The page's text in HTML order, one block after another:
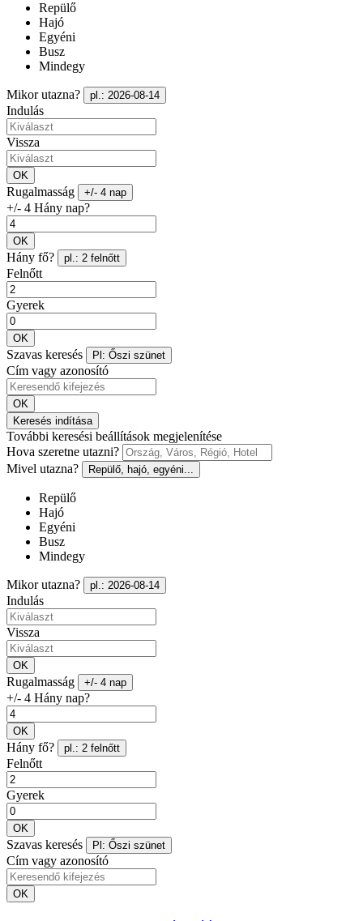
Repülő
Hajó
Egyéni
Busz
Mindegy
Mikor utazna? pl.: 2026-08-14
Indulás
Vissza
OK
Rugalmasság +/- 4 nap
+/- 4 Hány nap?
OK
Hány fő? pl.: 2 felnőtt
Felnőtt
Gyerek
OK
Szavas keresés Pl: Őszi szünet
Cím vagy azonosító
OK
Keresés indítása
További keresési beállítások megjelenítése
Hova szeretne utazni?
Mivel utazna?
Repülő, hajó, egyéni...
Repülő
Hajó
Egyéni
Busz
Mindegy
Mikor utazna? pl.: 2026-08-14
Indulás
Vissza
OK
Rugalmasság +/- 4 nap
+/- 4 Hány nap?
OK
Hány fő? pl.: 2 felnőtt
Felnőtt
Gyerek
OK
Szavas keresés Pl: Őszi szünet
Cím vagy azonosító
OK